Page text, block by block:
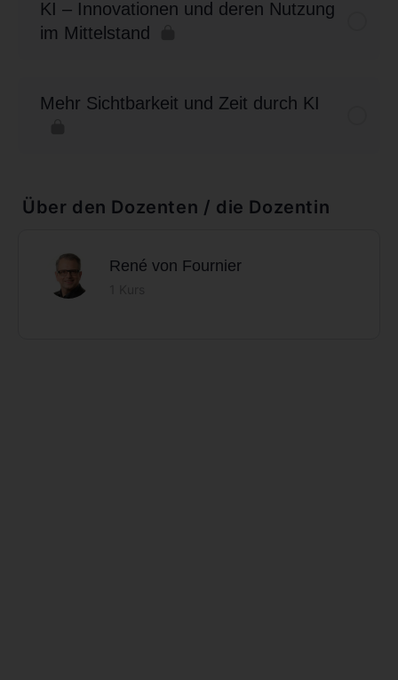
KI – Innovationen und deren Nutzung
im Mittelstand
Mehr Sichtbarkeit und Zeit durch KI
Über den Dozenten / die Dozentin
René von Fournier